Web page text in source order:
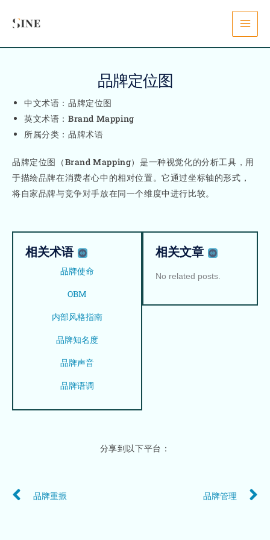
品牌定位图
中文术语：品牌定位图
英文术语：Brand Mapping
所属分类：品牌术语
品牌定位图（Brand Mapping）是一种视觉化的分析工具，用
于描绘品牌在消费者心中的相对位置。它通过坐标轴的形式，
将自家品牌与竞争对手放在同一个维度中进行比较。
相关术语
品牌使命
OBM
内部风格指南
品牌知名度
品牌声音
品牌语调
相关文章
No related posts.
分享到以下平台：
品牌重振 品牌管理